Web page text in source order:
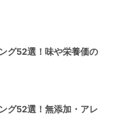
グ52選！味や栄養価の
グ52選！無添加・アレ